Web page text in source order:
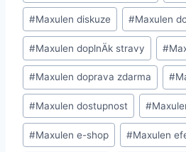
#Maxulen diskuze #Maxulen
#Maxulen doplnÄk stravy #
#Maxulen doprava zdarma #
#Maxulen dostupnost #
#Maxulen e-shop #Maxulen